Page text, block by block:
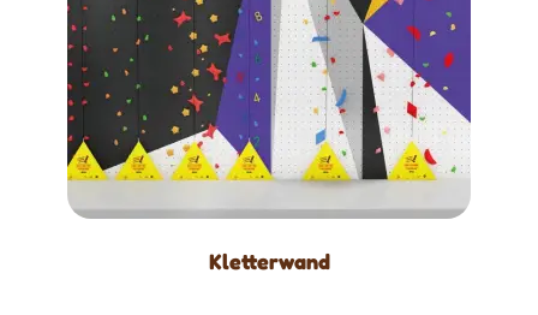
Kletterwand